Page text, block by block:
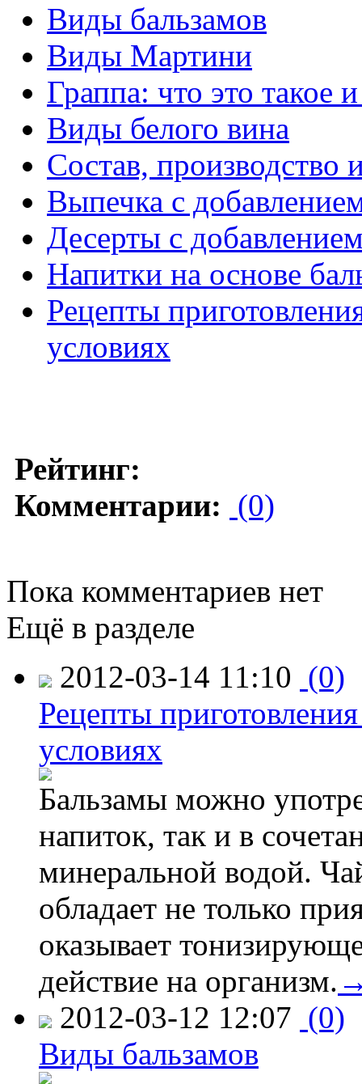
Виды бальзамов
Виды Мартини
Граппа: что это такое
Виды белого вина
Состав, производство
Выпечка с
Десерты с
Напитки на основе
Рецепты
условиях
Рейтинг:
Комментарии: (0)
Пока комментариев нет
Ещё в разделе
2012-03-14 11:10 (0)
Рецепты
условиях
Бальзамы можно
напиток, так и в
минеральной водой.
обладает не только
оказывает
действие на организм.
2012-03-12 12:07 (0)
Виды бальзамов